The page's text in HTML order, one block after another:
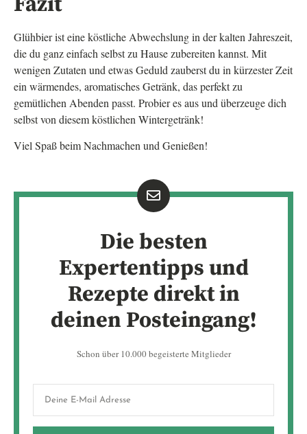
Glühbier ist eine köstliche Abwechslung in der kalten Jahreszeit,
die du ganz einfach selbst zu Hause zubereiten kannst. Mit
wenigen Zutaten und etwas Geduld zauberst du in kürzester Zeit
ein wärmendes, aromatisches Getränk, das perfekt zu
gemütlichen Abenden passt. Probier es aus und überzeuge dich
selbst von diesem köstlichen Wintergetränk!
Viel Spaß beim Nachmachen und Genießen!
Die besten
Expertentipps und
Rezepte direkt in
deinen Posteingang!
Schon über 10.000 begeisterte Mitglieder